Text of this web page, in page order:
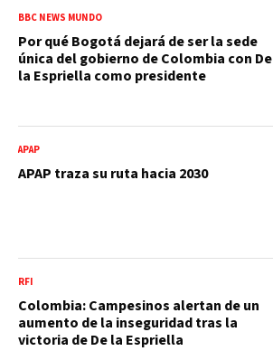
BBC NEWS MUNDO
Por qué Bogotá dejará de ser la sede
única del gobierno de Colombia con De
la Espriella como presidente
APAP
APAP traza su ruta hacia 2030
RFI
Colombia: Campesinos alertan de un
aumento de la inseguridad tras la
victoria de De la Espriella